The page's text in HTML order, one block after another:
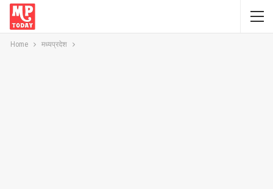
Home मध्यप्रदेश